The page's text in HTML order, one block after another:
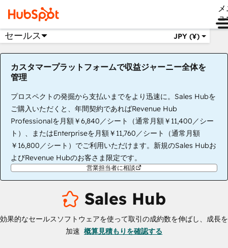
ュ
セールス JPY (¥)
カスタマープラットフォームで収益ジャーニー全体を
管理
プロスペクトの発掘から支払いまでをより迅速に。Sales Hubを
ご購入いただくと、年間契約であればRevenue Hub
Professionalを月額￥6,840／シート（通常月額￥11,400／シー
ト）、またはEnterpriseを月額￥11,760／シート（通常月額
￥16,800／シート）でご利用いただけます。新規のSales Hubお
よびRevenue Hubのお客さま限定です。
営業担当者に相談
Sales Hub
効果的なセールスソフトウェアを使って取引の成約数を伸ばし、成長を
加速 概算見積もりを確認する